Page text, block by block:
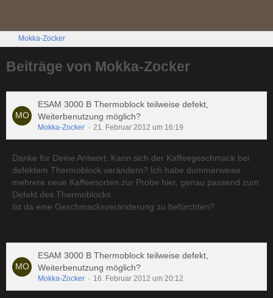
Mokka-Zocker
Beiträge von Mokka-Zocker
ESAM 3000 B Thermoblock teilweise defekt,
Weiterbenutzung möglich?
Mokka-Zocker 21. Februar 2012 um 16:19
Danke für Deine Antwort. Kann sich der Kaffeegeschmack bei
defektem Thermoblock verändern? Ich habe dummerweise
mehrere neue Kaffeesorten zur Probe hier, genau passend zum
Defekt des Thermoblocks.
Ist da eine Geschmacksveränderung zu befürchten?
ESAM 3000 B Thermoblock teilweise defekt,
Weiterbenutzung möglich?
Mokka-Zocker 16. Februar 2012 um 20:12